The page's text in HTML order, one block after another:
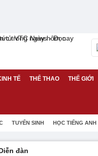
TẾ THỂ THAO THẾ GIỚI
TUYỂN SINH HỌC TIẾNG ANH
đàn